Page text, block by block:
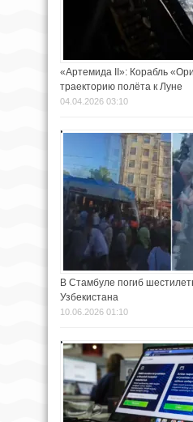
«Артемида II»: Корабль
траекторию полёта к Луне
04.04.2026 03:10
В Стамбуле погиб
Узбекистана
10.06.2026 01:10